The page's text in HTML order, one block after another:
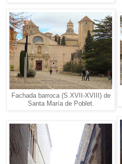
Fachada barroca (S.XVII-XVIII) de
Santa María de Poblet.